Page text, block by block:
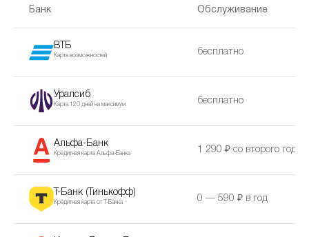
Банк Обслуживание
ВТБ
Карта возможностей бесплатно
Уралсиб
Карта 120 дней на максимум бесплатно
Альфа-Банк
Кредитная карта Альфа-Банка 1 290 ₽ со второго года
Т-Банк (Тинькофф)
Кредитная карта от Т-Банка 0 — 590 ₽ в год